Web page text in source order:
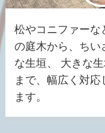
松やコニファーな
の庭木から、ちい
な生垣、 大きな
まで、幅広く対応
ます。